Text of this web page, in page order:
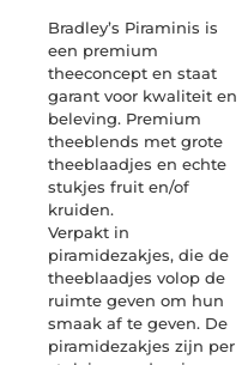
Bradley’s Piraminis is
een premium
theeconcept en staat
garant voor kwaliteit en
beleving. Premium
theeblends met grote
theeblaadjes en echte
stukjes fruit en/of
kruiden.
Verpakt in
piramidezakjes, die de
theeblaadjes volop de
ruimte geven om hun
smaak af te geven. De
piramidezakjes zijn per